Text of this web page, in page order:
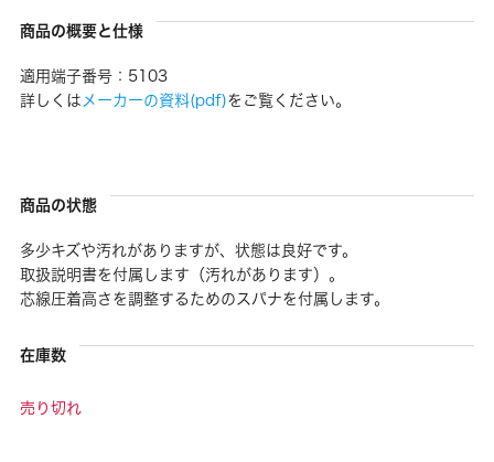
商品の概要と仕様
適用端子番号：5103
詳しくは メーカーの資料(pdf)をご覧ください。
商品の状態
多少キズや汚れがありますが、状態は良好です。
取扱説明書を付属します（汚れがあります）。
芯線圧着高さを調整するためのスパナを付属します。
在庫数
売り切れ